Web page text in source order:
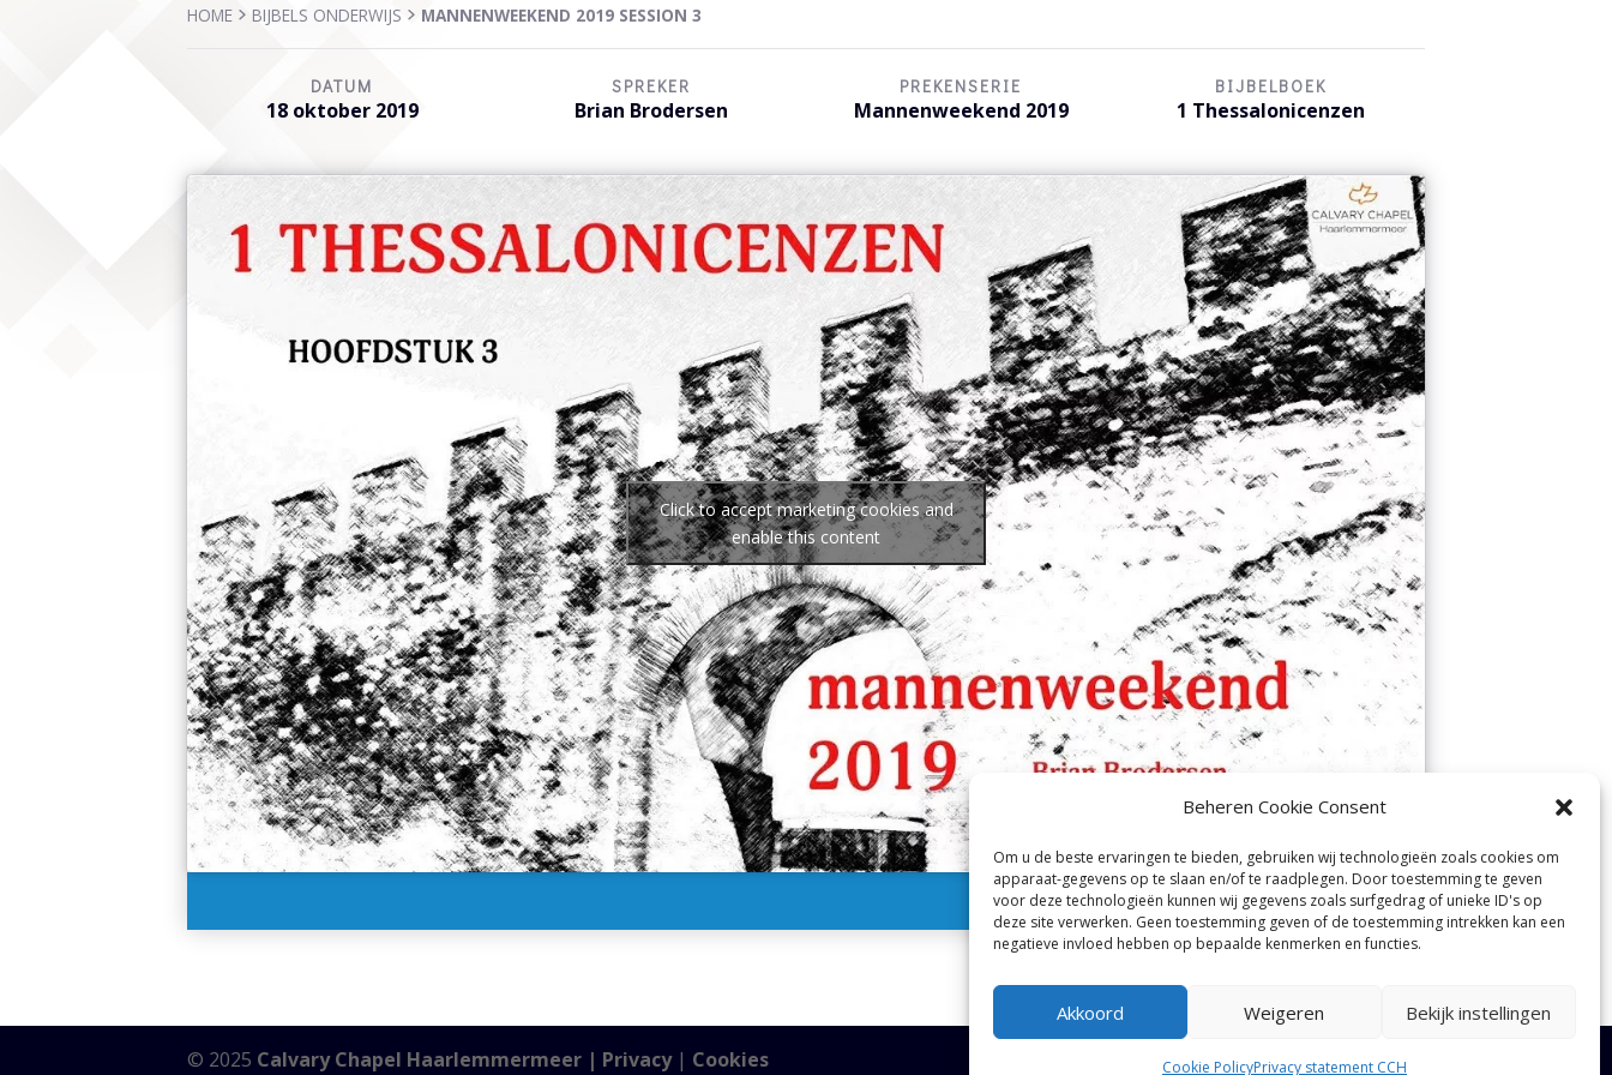
Beheren Cookie Consent
Om u de beste ervaringen te bieden, gebruiken wij technologieën zoals cookies om
apparaat-gegevens op te slaan en/of te raadplegen. Door toestemming te geven
voor deze technologieën kunnen wij gegevens zoals surfgedrag of unieke ID's op
deze site verwerken. Geen toestemming geven of de toestemming intrekken kan een
negatieve invloed hebben op bepaalde kenmerken en functies.
Akkoord Weigeren Bekijk instellingen
Cookie PolicyPrivacy statement CCH
HOME BIJBELS ONDERWIJS MANNENWEEKEND 2019 SESSION 3
DATUM
18 oktober 2019
SPREKER
Brian Brodersen
PREKENSERIE
Mannenweekend 2019
BIJBELBOEK
1 Thessalonicenzen
Click to accept marketing cookies and
enable this content
© 2025 Calvary Chapel Haarlemmermeer | Privacy| Cookies